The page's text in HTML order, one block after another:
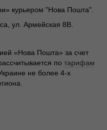
курьером "Нова Пошта".
ул. Армейская 8В.
«Нова Пошта» за счет
по тарифам
не более 4-х